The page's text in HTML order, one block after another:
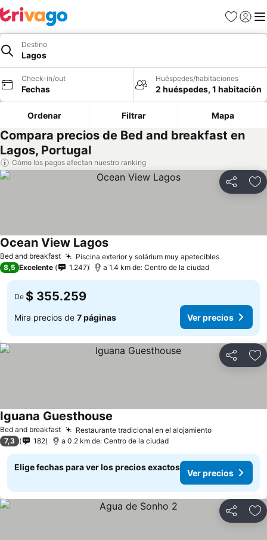
Favoritos
Iniciar
Destino
Lagos
Check-in/out
Fechas
Huéspedes/habitaciones
2 huéspedes, 1 habitación
Ordenar Filtrar Mapa
Compara precios de Bed and breakfast en
Lagos, Portugal
Cómo los pagos afectan nuestro ranking
Compartir
Bed and breakfast Piscina exterior y solárium muy apeteciblesVer
Ocean View LagosVer precios
8,5 Excelente 1.247 a 1.4 km de: Centro de la ciudad
De $ 355.259
Mira precios de 7 páginas Ver precios
Compartir
Bed and breakfast Restaurante tradicional en el alojamientoVer precios
Iguana Guesthouse
7,3 182 a 0.2 km de: Centro de la ciudad
Elige fechas para ver los precios exactos
Ver precios
Compartir